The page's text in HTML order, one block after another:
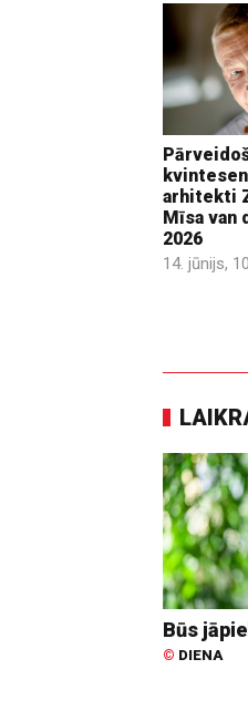
arhitekti
Mīsa van
2026
14. jūnijs,
Būs
© DIENA